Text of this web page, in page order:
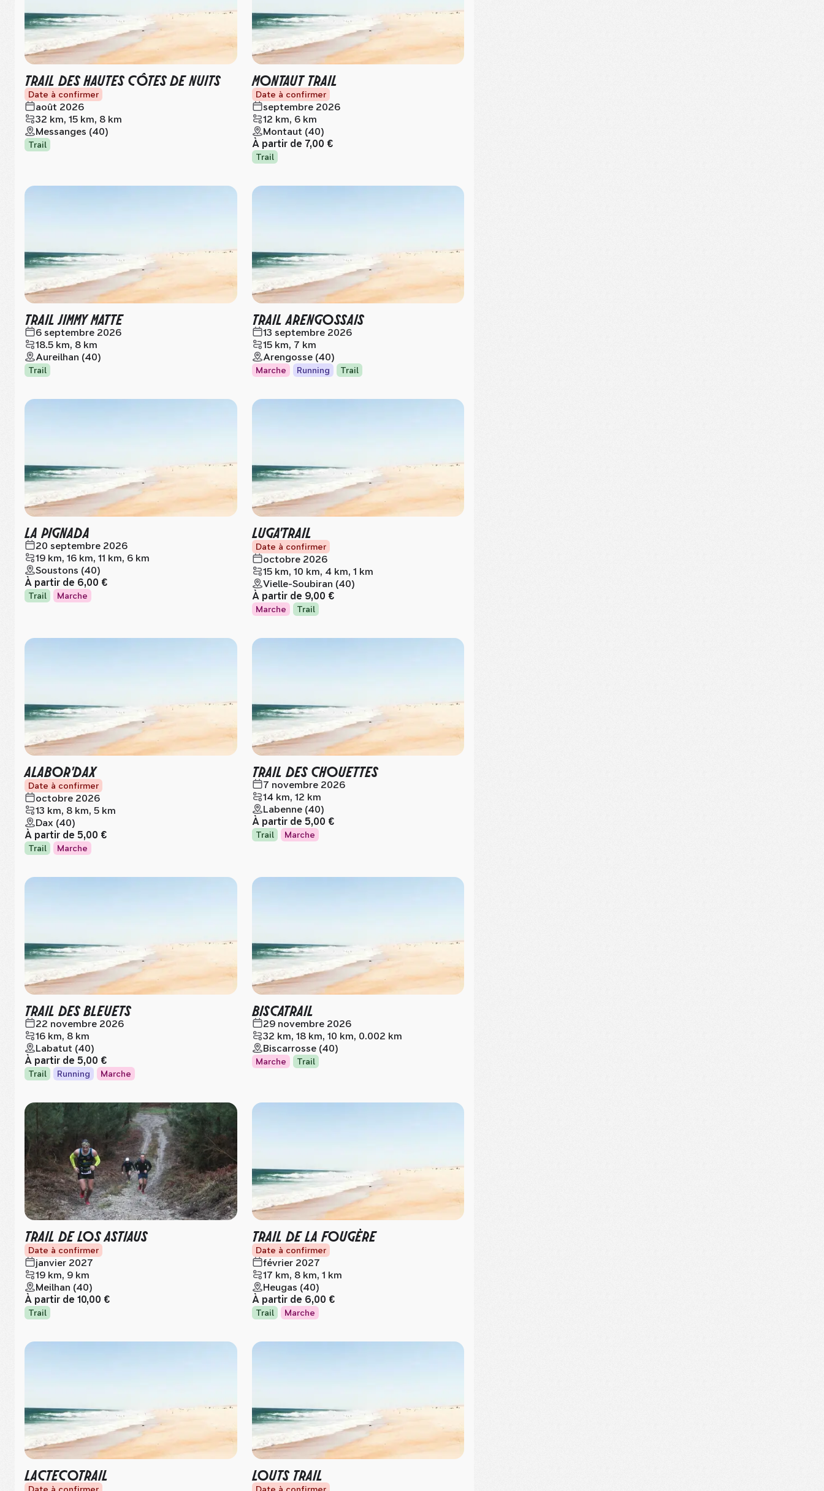
TRAIL DES HAUTES CÔTES DE NUITS
Date à confirmer
août 2026
32 km, 15 km, 8 km
Messanges (40)
Trail
MONTAUT TRAIL
Date à confirmer
septembre 2026
12 km, 6 km
Montaut (40)
À partir de 7,00 €
Trail
TRAIL JIMMY MATTE
6 septembre 2026
18.5 km, 8 km
Aureilhan (40)
Trail
TRAIL ARENGOSSAIS
13 septembre 2026
15 km, 7 km
Arengosse (40)
Marche Running Trail
LA PIGNADA
20 septembre 2026
19 km, 16 km, 11 km, 6 km
Soustons (40)
À partir de 6,00 €
Trail Marche
LUGA'TRAIL
Date à confirmer
octobre 2026
15 km, 10 km, 4 km, 1 km
Vielle-Soubiran (40)
À partir de 9,00 €
Marche Trail
ALABOR'DAX
Date à confirmer
octobre 2026
13 km, 8 km, 5 km
Dax (40)
À partir de 5,00 €
Trail Marche
TRAIL DES CHOUETTES
7 novembre 2026
14 km, 12 km
Labenne (40)
À partir de 5,00 €
Trail Marche
TRAIL DES BLEUETS
22 novembre 2026
16 km, 8 km
Labatut (40)
À partir de 5,00 €
Trail Running Marche
BISCATRAIL
29 novembre 2026
32 km, 18 km, 10 km, 0.002 km
Biscarrosse (40)
Marche Trail
TRAIL DE LOS ASTIAUS
Date à confirmer
janvier 2027
19 km, 9 km
Meilhan (40)
À partir de 10,00 €
Trail
TRAIL DE LA FOUGÈRE
Date à confirmer
février 2027
17 km, 8 km, 1 km
Heugas (40)
À partir de 6,00 €
Trail Marche
LACTECOTRAIL LOUTS TRAIL